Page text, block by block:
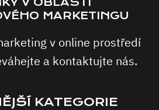
MARKETINGU
v online prostředí
a kontaktujte nás.
KATEGORIE